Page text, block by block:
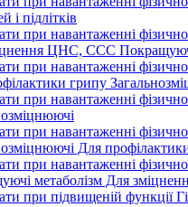
і підлітків
при навантаженні
ЦНС, ССС
при навантаженні
грипу
при навантаженні
при навантаженні
Для
при навантаженні
метаболізм Для
при підвищеній функції